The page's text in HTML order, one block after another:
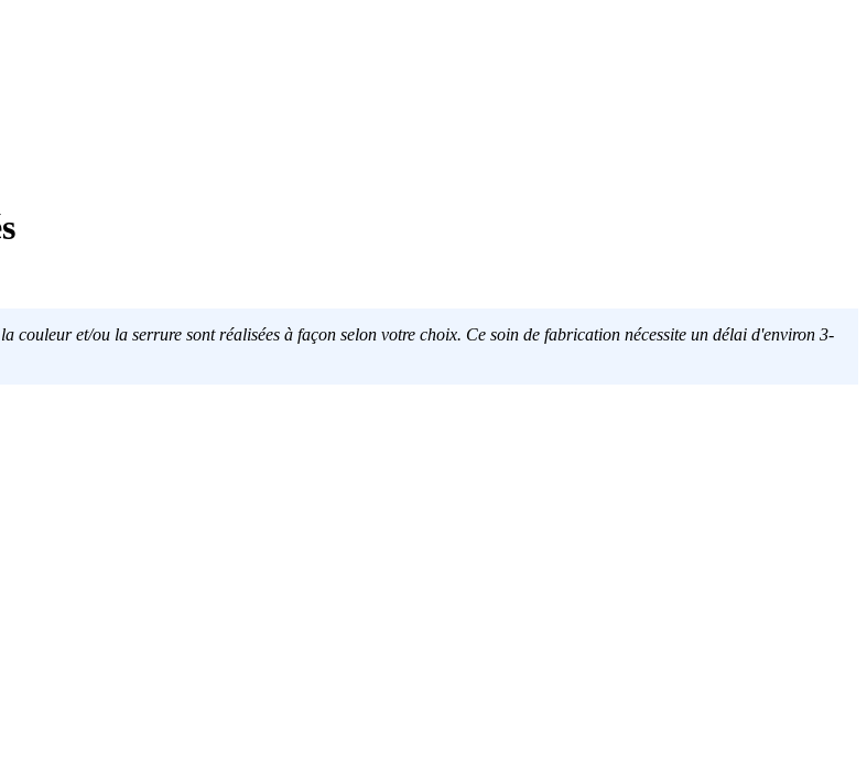
couleur et/ou la serrure sont réalisées à façon selon votre choix. Ce soin de fabrication nécessite un délai d'environ 3-